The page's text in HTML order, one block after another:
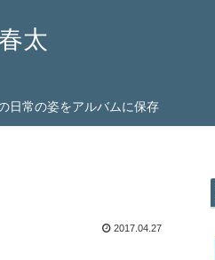
太
日常の姿をアルバムに保存
2017.04.27